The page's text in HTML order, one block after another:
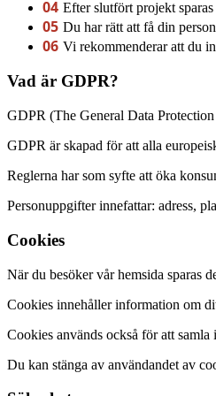
04 Efter slutfört projekt
05 Du har rätt att få din
06 Vi rekommenderar att du
Vad är GDPR?
GDPR (The General Data
GDPR är skapad för att alla
Reglerna har som syfte att öka
Personuppgifter innefattar: adress,
Cookies
När du besöker vår hemsida sparas
Cookies innehåller information om
Cookies används också för att
Du kan stänga av användandet av